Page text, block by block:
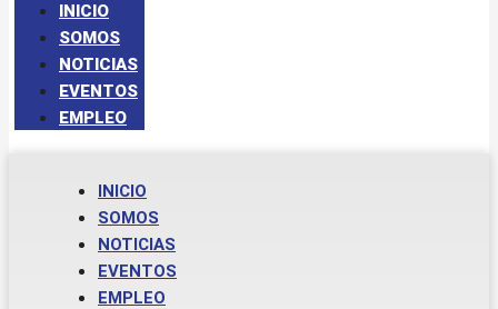
INICIO
SOMOS
NOTICIAS
EVENTOS
EMPLEO
INICIO
SOMOS
NOTICIAS
EVENTOS
EMPLEO